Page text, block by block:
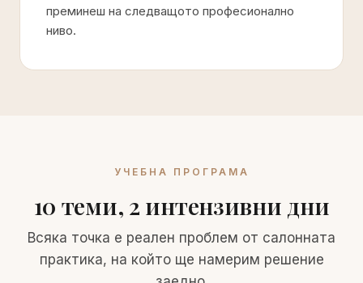
преминеш на следващото професионално
ниво.
УЧЕБНА ПРОГРАМА
10 теми, 2 интензивни дни
Всяка точка е реален проблем от салонната
практика, на който ще намерим решение